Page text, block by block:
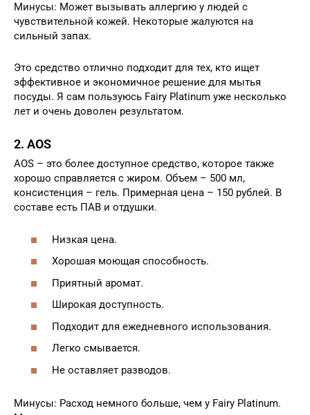
Минусы: Может вызывать аллергию у людей с
чувствительной кожей. Некоторые жалуются на
сильный запах.
Это средство отлично подходит для тех, кто ищет
эффективное и экономичное решение для мытья
посуды. Я сам пользуюсь Fairy Platinum уже несколько
лет и очень доволен результатом.
2. AOS
AOS – это более доступное средство, которое также
хорошо справляется с жиром. Объем – 500 мл,
консистенция – гель. Примерная цена – 150 рублей. В
составе есть ПАВ и отдушки.
Низкая цена.
Хорошая моющая способность.
Приятный аромат.
Широкая доступность.
Подходит для ежедневного использования.
Легко смывается.
Не оставляет разводов.
Минусы: Расход немного больше, чем у Fairy Platinum.